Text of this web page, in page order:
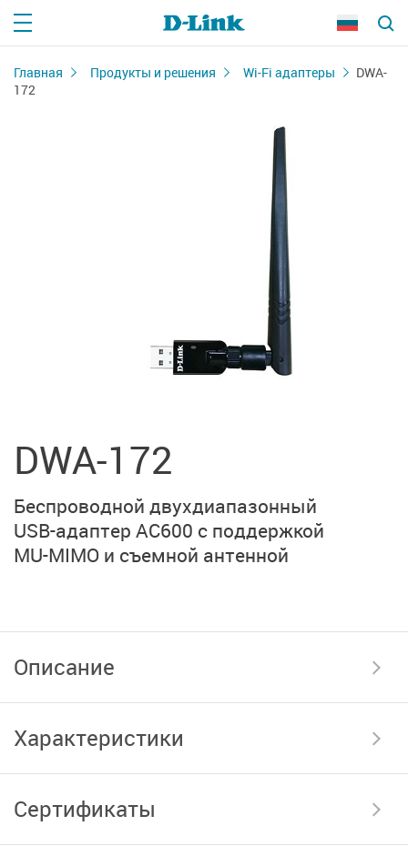
Главная Продукты и решения Wi-Fi адаптеры
DWA-
172
DWA-172
Беспроводной двухдиапазонный
USB-адаптер AC600 с поддержкой
MU-MIMO и съемной антенной
Описание
Характеристики
Сертификаты